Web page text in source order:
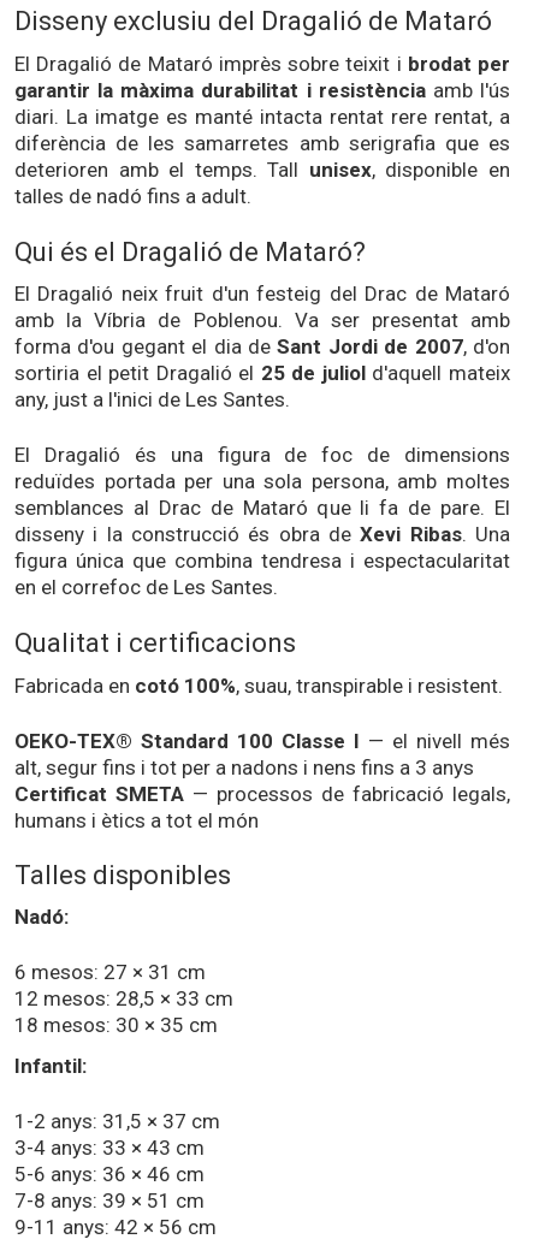
Disseny exclusiu del Dragalió de Mataró
El Dragalió de Mataró imprès sobre teixit i brodat per
garantir la màxima durabilitat i resistènciaamb l'ús
diari. La imatge es manté intacta rentat rere rentat, a
diferència de les samarretes amb serigrafia que es
deterioren amb el temps. Tall unisex, disponible en
talles de nadó fins a adult.
Qui és el Dragalió de Mataró?
El Dragalió neix fruit d'un festeig del Drac de Mataró
amb la Víbria de Poblenou. Va ser presentat amb
forma d'ou gegant el dia deSant Jordi de 2007, d'on
sortiria el petit Dragalió el 25 de juliold'aquell mateix
any, just a l'inici de Les Santes.
El Dragalió és una figura de foc de dimensions
reduïdes portada per una sola persona, amb moltes
semblances al Drac de Mataró que li fa de pare. El
disseny i la construcció és obra deXevi Ribas. Una
figura única que combina tendresa i espectacularitat
en el correfoc de Les Santes.
Qualitat i certificacions
Fabricada en cotó 100%, suau, transpirable i resistent.
OEKO-TEX® Standard 100 Classe I — el nivell més
alt, segur fins i tot per a nadons i nens fins a 3 anys
Certificat SMETA — processos de fabricació legals,
humans i ètics a tot el món
Talles disponibles
Nadó:
6 mesos: 27 × 31 cm
12 mesos: 28,5 × 33 cm
18 mesos: 30 × 35 cm
Infantil:
1-2 anys: 31,5 × 37 cm
3-4 anys: 33 × 43 cm
5-6 anys: 36 × 46 cm
7-8 anys: 39 × 51 cm
9-11 anys: 42 × 56 cm